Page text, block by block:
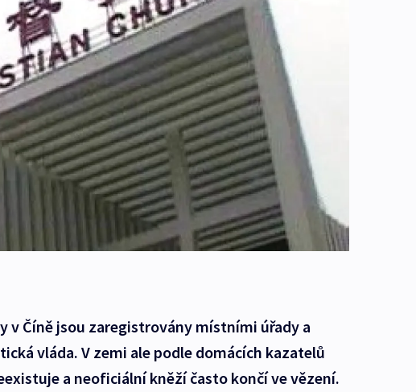
v Číně jsou zaregistrovány místními úřady a
vláda. V zemi ale podle domácích kazatelů
a neoficiální kněží často končí ve vězení.